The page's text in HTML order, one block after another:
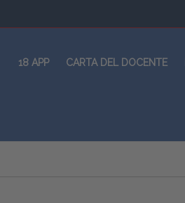
18 APP CARTA DEL DOCENTE